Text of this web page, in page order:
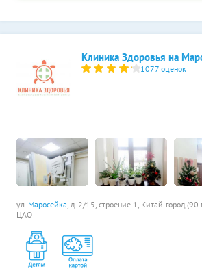
Клиника Здоровья на
1077 оценок
ул. Маросейка, д. 2/15, строение 1, Китай-город (90
ЦАО